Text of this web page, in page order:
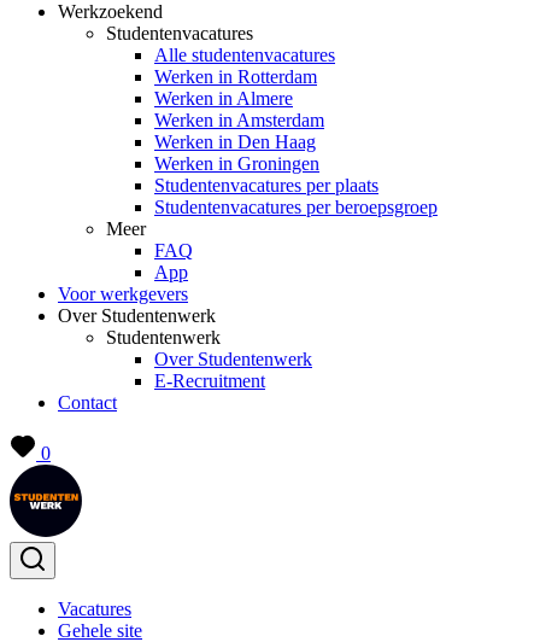
Werkzoekend
Studentenvacatures
Alle studentenvacatures
Werken in Rotterdam
Werken in Almere
Werken in Amsterdam
Werken in Den Haag
Werken in Groningen
Studentenvacatures per plaats
Studentenvacatures per beroepsgroep
Meer
FAQ
App
Voor werkgevers
Over Studentenwerk
Studentenwerk
Over Studentenwerk
E-Recruitment
Contact
0
Vacatures
Gehele site